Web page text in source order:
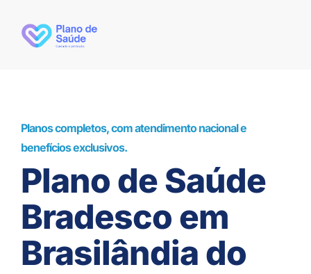
Planos completos, com atendimento nacional e
benefícios exclusivos.
Plano de Saúde
Bradesco em
Brasilândia do